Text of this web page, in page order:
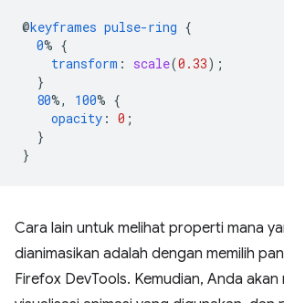
@keyframes pulse-ring {
0% {
transform : scale(0.33);
}
80%, 100% {
opacity : 0 ;
}
}
Cara lain untuk melihat properti mana
dianimasikan adalah dengan memilih
Firefox DevTools. Kemudian, Anda akan